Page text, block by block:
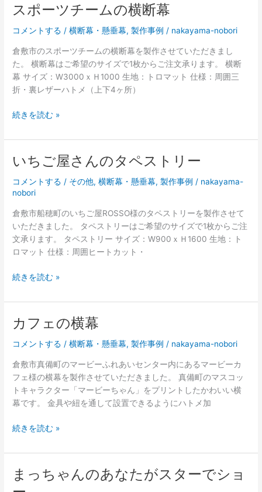
チ
ー
の
横
断
幕
スポーツチームの横断幕
コメントする /横断幕・懸垂幕,製作事例 / nakayama-nobori
倉敷市のスポーツチームの横断幕を製作させていただきまし
た。 横断幕はご希望のサイズで1枚からご注文承ります。 横断
幕 サイズ：W3000ｘＨ1000 生地：トロマット 仕様：周囲三
折・裏レザーハトメ（上下4ヶ所）
ス
ー
チ
ー
ム
横
断
幕
続きを読む »
いちご屋さんのタペストリー
コメントする / その他,横断幕・懸垂幕,製作事例 / nakayama-
nobori
倉敷市船穂町のいちご屋ROSSO様のタペストリーを製作させて
いただきました。 タペストリーはご希望のサイズで1枚からご注
文承ります。 タペストリー サイズ：W900ｘＨ1600 生地：ト
ロマット 仕様：周囲ヒートカット・
い
ご
さ
ん
タ
ペ
ス
ト
ー
続きを読む »
カフェの横幕
コメントする /横断幕・懸垂幕,製作事例 / nakayama-nobori
倉敷市真備町のマービーふれあいセンター内にあるマービーカ
フェ様の横幕を製作させていただきました。 真備町のマスコッ
トキャラクター「マービーちゃん」をプリントしたかわいい横
幕です。 金具や紐を通して設置できるようにハトメ加
カ
ェ
横
続きを読む »
まっちゃんのあなたがスターでショ